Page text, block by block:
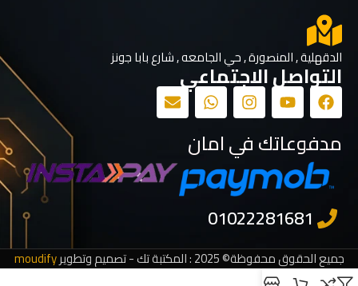
الدقهلية , المنصورة , حي الجامعه , شارع بابا جونز
التواصل الاجتماعي
مدفوعاتك في امان
جميع الحقوق محفوظة© 2025 : المكتبة تك - تصميم وتطوير moudify